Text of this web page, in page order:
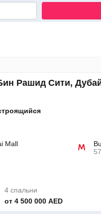
Рашид Сити,
Mall
4 спальни
от 4 500 000 AED